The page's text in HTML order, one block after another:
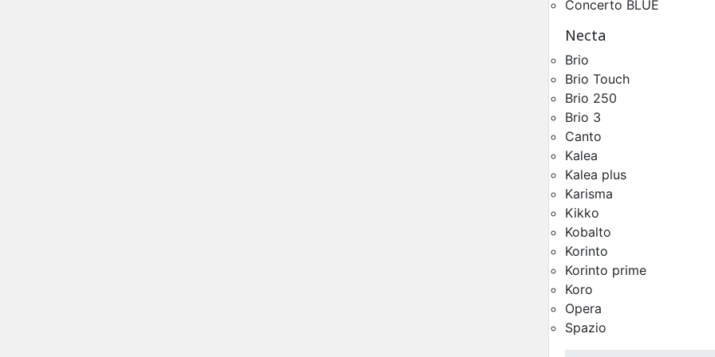
Pièces Détachées
Automatique
Toutes Pièces Détachées
Pièces Détachées
Concerto BLUE
Necta
Brio
Brio Touch
Brio 250
Brio 3
Canto
Kalea
Kalea plus
Karisma
Kikko
Kobalto
Korinto
Korinto prime
Koro
Opera
Spazio